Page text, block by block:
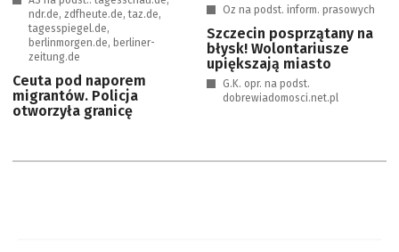
ndr.de, zdfheute.de, taz.de,
tagesspiegel.de,
berlinmorgen.de, berliner-
zeitung.de
Ceuta pod naporem
migrantów. Policja
otworzyła granicę
Oz na podst. inform. prasowych
Szczecin posprzątany na
błysk! Wolontariusze
upiększają miasto
G.K. opr. na podst.
dobrewiadomosci.net.pl